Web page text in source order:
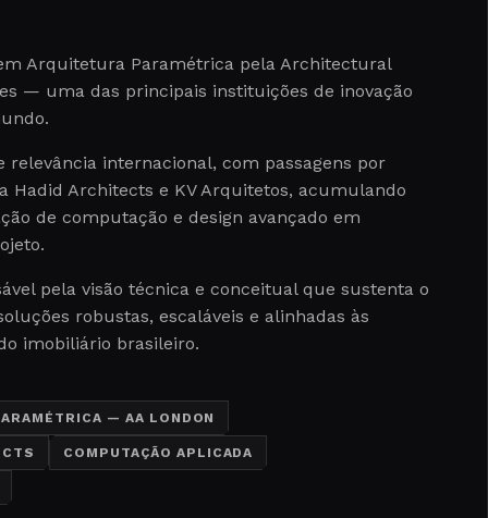
Arquitetura Paramétrica pela Architectural
— uma das principais instituições de inovação
relevância internacional, com passagens por
Hadid Architects e KV Arquitetos, acumulando
de computação e design avançado em
pela visão técnica e conceitual que sustenta o
robustas, escaláveis e alinhadas às
imobiliário brasileiro.
— AA LONDON
COMPUTAÇÃO APLICADA